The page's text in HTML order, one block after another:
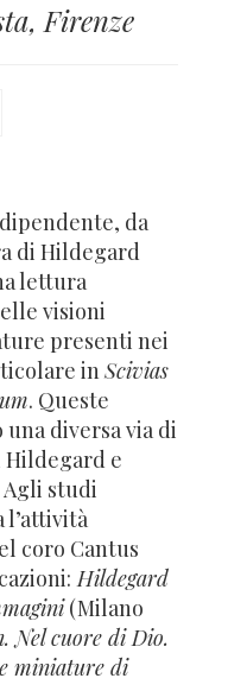
Firenze
da
di Hildegard
lettura
visioni
presenti nei
inScivias
. Queste
diversa via di
Hildegard e
Agli studi
l’attività
coro Cantus
Hildegard
(Milano
Nel cuore di Dio.
miniature di